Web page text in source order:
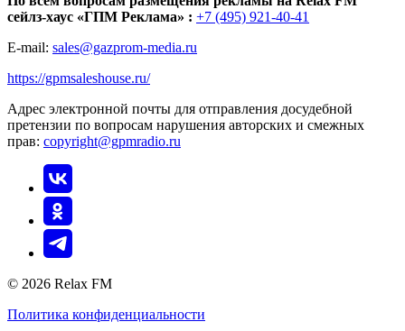
сейлз-хаус «ГПМ Реклама» : +7 (495) 921-40-41
E-mail: sales@gazprom-media.ru
https://gpmsaleshouse.ru/
Адрес электронной почты для отправления досудебной
претензии по вопросам нарушения авторских и смежных
прав: copyright@gpmradio.ru
© 2026 Relax FM
Политика конфиденциальности